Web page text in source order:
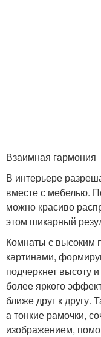
Взаимная гармония
В интерьере
вместе с мебелью.
можно красиво
этом шикарный
Комнаты с высоким
картинами,
подчеркнет высоту
более яркого
ближе друг к другу.
а тонкие рамочки,
изображением,